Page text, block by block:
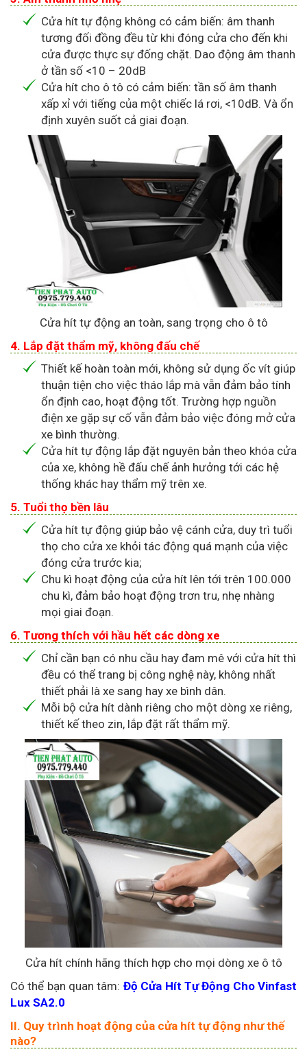
Cửa hít tự động không có cảm biến: âm thanh
tương đối đồng đều từ khi đóng cửa cho đến khi
cửa được thực sự đống chặt. Dao động âm thanh
ở tần số <10 – 20dB
Cửa hít cho ô tô có cảm biến: tần số âm thanh
xấp xỉ với tiếng của một chiếc lá rơi, <10dB. Và ổn
định xuyên suốt cả giai đoạn.
Cửa hít tự động an toàn, sang trọng cho ô tô
4. Lắp đặt thẩm mỹ, không đấu chế
Thiết kế hoàn toàn mới, không sử dụng ốc vít giúp
thuận tiện cho việc tháo lắp mà vẫn đảm bảo tính
ổn định cao, hoạt động tốt. Trường hợp nguồn
điện xe gặp sự cố vẫn đảm bảo việc đóng mở cửa
xe bình thường.
Cửa hít tự động lắp đặt nguyên bản theo khóa cửa
của xe, không hề đấu chế ảnh hưởng tới các hệ
thống khác hay thẩm mỹ trên xe.
5. Tuổi thọ bền lâu
Cửa hít tự động giúp bảo vệ cánh cửa, duy trì tuổi
thọ cho cửa xe khỏi tác động quá mạnh của việc
đóng cửa trước kia;
Chu kì hoạt động của cửa hít lên tới trên 100.000
chu kì, đảm bảo hoạt động trơn tru, nhẹ nhàng
mọi giai đoạn.
6. Tương thích với hầu hết các dòng xe
Chỉ cần bạn có nhu cầu hay đam mê với cửa hít thì
đều có thể trang bị công nghệ này, không nhất
thiết phải là xe sang hay xe bình dân.
Mỗi bộ cửa hít dành riêng cho một dòng xe riêng,
thiết kế theo zin, lắp đặt rất thẩm mỹ.
Cửa hít chính hãng thích hợp cho mọi dòng xe ô tô
Có thể bạn quan tâm: Độ Cửa Hít Tự Động Cho Vinfast
Lux SA2.0
II. Quy trình hoạt động của cửa hít tự động như thế
nào?